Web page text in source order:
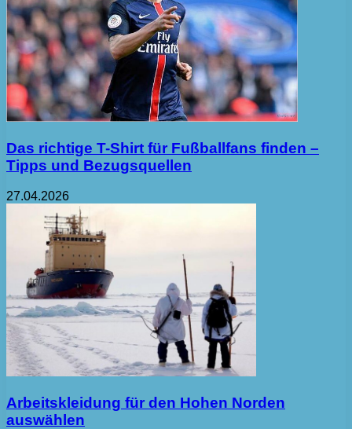
Das richtige T-Shirt für Fußballfans finden –
Tipps und Bezugsquellen
27.04.2026
Arbeitskleidung für den Hohen Norden
auswählen